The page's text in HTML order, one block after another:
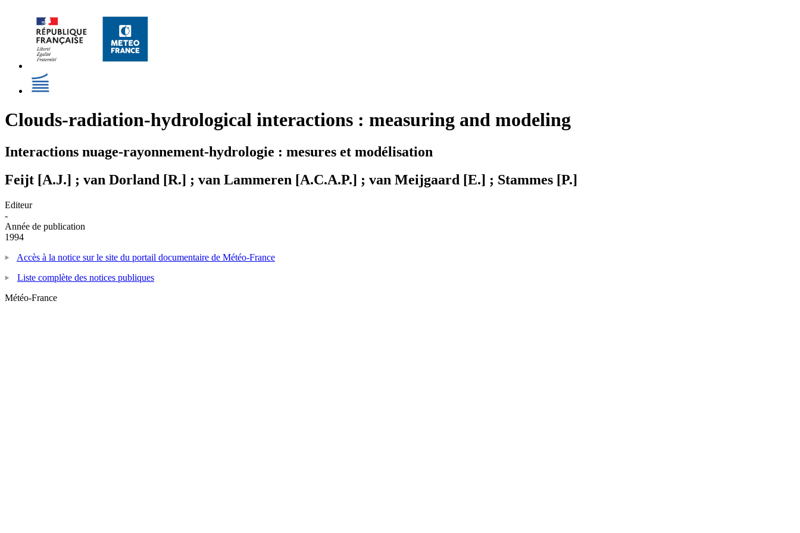
Clouds-radiation-hydrological interactions : measuring and modeling
Interactions nuage-rayonnement-hydrologie : mesures et modélisation
Feijt [A.J.] ; van Dorland [R.] ; van Lammeren [A.C.A.P.] ; van Meijgaard [E.] ; Stammes [P.]
Editeur
-
Année de publication
1994
Accès à la notice sur le site du portail documentaire de Météo-France
Liste complète des notices publiques
Météo-France